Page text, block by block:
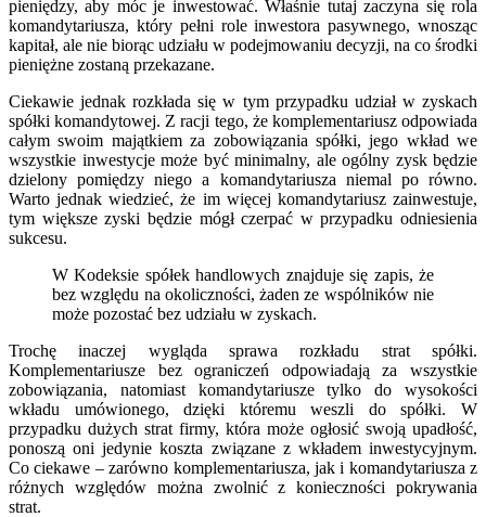
pieniędzy, aby móc je inwestować. Właśnie tutaj zaczyna się rola
komandytariusza, który pełni role inwestora pasywnego, wnosząc
kapitał, ale nie biorąc udziału w podejmowaniu decyzji, na co środki
pieniężne zostaną przekazane.
Ciekawie jednak rozkłada się w tym przypadku udział w zyskach
spółki komandytowej. Z racji tego, że komplementariusz odpowiada
całym swoim majątkiem za zobowiązania spółki, jego wkład we
wszystkie inwestycje może być minimalny, ale ogólny zysk będzie
dzielony pomiędzy niego a komandytariusza niemal po równo.
Warto jednak wiedzieć, że im więcej komandytariusz zainwestuje,
tym większe zyski będzie mógł czerpać w przypadku odniesienia
sukcesu.
W Kodeksie spółek handlowych znajduje się zapis, że
bez względu na okoliczności, żaden ze wspólników nie
może pozostać bez udziału w zyskach.
Trochę inaczej wygląda sprawa rozkładu strat spółki.
Komplementariusze bez ograniczeń odpowiadają za wszystkie
zobowiązania, natomiast komandytariusze tylko do wysokości
wkładu umówionego, dzięki któremu weszli do spółki. W
przypadku dużych strat firmy, która może ogłosić swoją upadłość,
ponoszą oni jedynie koszta związane z wkładem inwestycyjnym.
Co ciekawe – zarówno komplementariusza, jak i komandytariusza z
różnych względów można zwolnić z konieczności pokrywania
strat.